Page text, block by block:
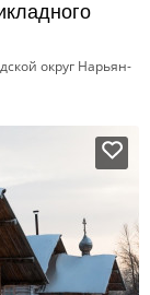
округ Нарьян-